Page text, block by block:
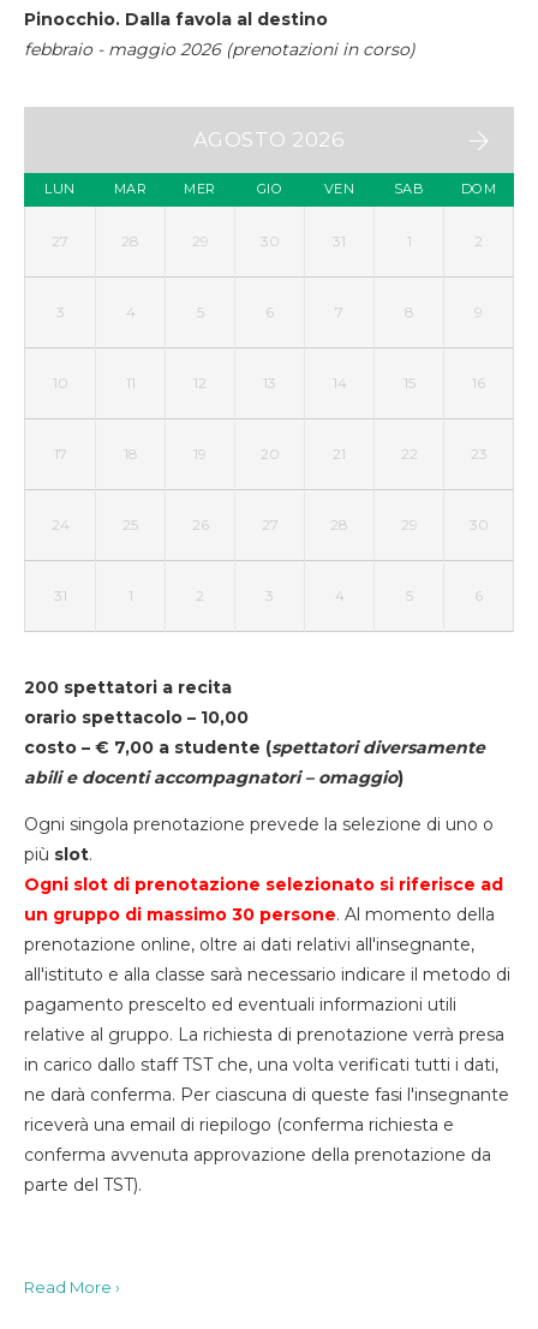
Pinocchio. Dalla favola al destino
febbraio - maggio 2026 (prenotazioni in corso)
AGOSTO 2026
LUN MAR MER GIO VEN SAB DOM
27 28 29 30 31 1 2
3 4 5 6 7 8 9
10 11 12 13 14 15 16
17 18 19 20 21 22 23
24 25 26 27 28 29 30
31 1 2 3 4 5 6
200 spettatori a recita
orario spettacolo – 10,00
costo – € 7,00 a studente (spettatori diversamente
abili e docenti accompagnatori – omaggio)
Ogni singola prenotazione prevede la selezione di uno o
più slot.
Ogni slot di prenotazione selezionato si riferisce ad
un gruppo di massimo 30 persone. Al momento della
prenotazione online, oltre ai dati relativi all'insegnante,
all'istituto e alla classe sarà necessario indicare il metodo di
pagamento prescelto ed eventuali informazioni utili
relative al gruppo. La richiesta di prenotazione verrà presa
in carico dallo staff TST che, una volta verificati tutti i dati,
ne darà conferma. Per ciascuna di queste fasi l'insegnante
riceverà una email di riepilogo (conferma richiesta e
conferma avvenuta approvazione della prenotazione da
parte del TST).
Read More ›